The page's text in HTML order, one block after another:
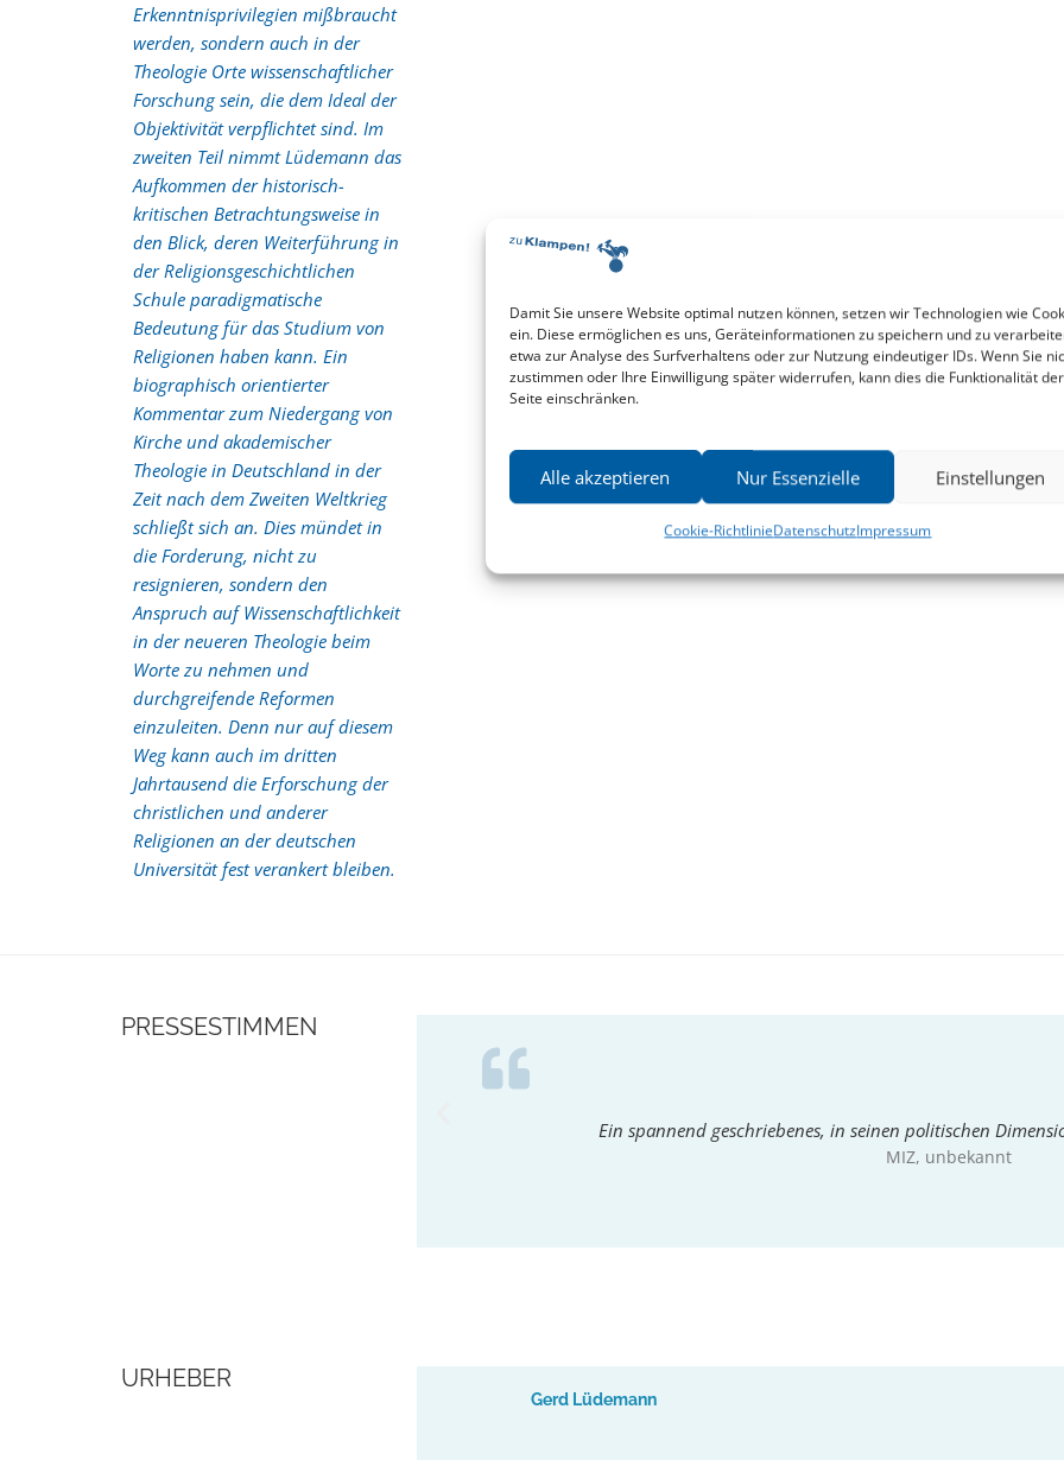
Damit Sie unsere Website optimal nutzen können, setzen wir Technologien wie
ein. Diese ermöglichen es uns, Geräteinformationen zu speichern und zu
etwa zur Analyse des Surfverhaltens oder zur Nutzung eindeutiger IDs. Wenn Sie
zustimmen oder Ihre Einwilligung später widerrufen, kann dies die Funktionalität der
Seite einschränken.
Alle akzeptieren Nur Essenzielle Einstellungen
Cookie-RichtlinieDatenschutzImpressum
Erkenntnisprivilegien mißbraucht
werden, sondern auch in der
Theologie Orte wissenschaftlicher
Forschung sein, die dem Ideal der
Objektivität verpflichtet sind. Im
zweiten Teil nimmt Lüdemann das
Aufkommen der historisch-
kritischen Betrachtungsweise in
den Blick, deren Weiterführung in
der Religionsgeschichtlichen
Schule paradigmatische
Bedeutung für das Studium von
Religionen haben kann. Ein
biographisch orientierter
Kommentar zum Niedergang von
Kirche und akademischer
Theologie in Deutschland in der
Zeit nach dem Zweiten Weltkrieg
schließt sich an. Dies mündet in
die Forderung, nicht zu
resignieren, sondern den
Anspruch auf Wissenschaftlichkeit
in der neueren Theologie beim
Worte zu nehmen und
durchgreifende Reformen
einzuleiten. Denn nur auf diesem
Weg kann auch im dritten
Jahrtausend die Erforschung der
christlichen und anderer
Religionen an der deutschen
Universität fest verankert bleiben.
PRESSESTIMMEN
Ein spannend geschriebenes, in seinen politischen
MIZ, unbekannt
URHEBER
Gerd Lüdemann